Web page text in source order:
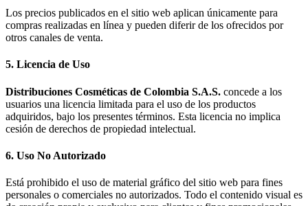
Los precios publicados en el sitio web aplican únicamente para
compras realizadas en línea y pueden diferir de los ofrecidos por
otros canales de venta.
5. Licencia de Uso
Distribuciones Cosméticas de Colombia S.A.S. concede a los
usuarios una licencia limitada para el uso de los productos
adquiridos, bajo los presentes términos. Esta licencia no implica
cesión de derechos de propiedad intelectual.
6. Uso No Autorizado
Está prohibido el uso de material gráfico del sitio web para fines
personales o comerciales no autorizados. Todo el contenido visual es